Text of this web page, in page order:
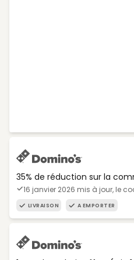
35% de réduction sur la
16 janvier 2026 mis à jour, le
LIVRAISON A EMPORTER